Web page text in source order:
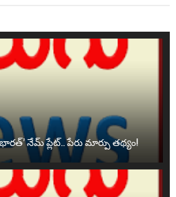
నేమ్ ప్లేట్‌.. పేరు మార్పు తథ్యం!